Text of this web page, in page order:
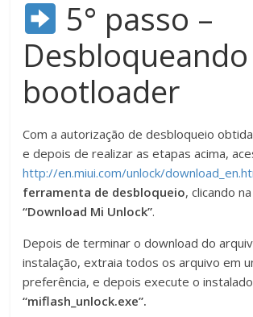
5° passo –
bootloader
Com a autorização de desbloqueio
e depois de realizar as etapas acima,
http://en.miui.com/unlock/
ferramenta de desbloqueio, clicando
“Download Mi Unlock”.
Depois de terminar o download do
instalação, extraia todos os arquivo em
preferência, e depois execute o
“miflash_unlock.exe”.